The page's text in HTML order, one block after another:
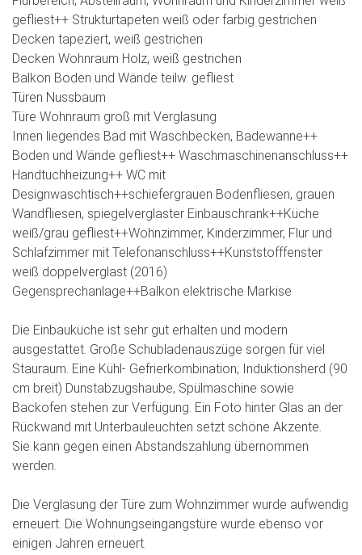
gefliest++ Strukturtapeten weiß oder farbig gestrichen
Decken tapeziert, weiß gestrichen
Decken Wohnraum Holz, weiß gestrichen
Balkon Boden und Wände teilw. gefliest
Türen Nussbaum
Türe Wohnraum groß mit Verglasung
Innen liegendes Bad mit Waschbecken, Badewanne++
Boden und Wände gefliest++ Waschmaschinenanschluss++
Handtuchheizung++ WC mit
Designwaschtisch++schiefergrauen Bodenfliesen, grauen
Wandfliesen, spiegelverglaster Einbauschrank++Küche
weiß/grau gefliest++Wohnzimmer, Kinderzimmer, Flur und
Schlafzimmer mit Telefonanschluss++Kunststofffenster
weiß doppelverglast (2016)
Gegensprechanlage++Balkon elektrische Markise
Die Einbauküche ist sehr gut erhalten und modern
ausgestattet. Große Schubladenauszüge sorgen für viel
Stauraum. Eine Kühl- Gefrierkombination, Induktionsherd (90
cm breit) Dunstabzugshaube, Spülmaschine sowie
Backofen stehen zur Verfügung. Ein Foto hinter Glas an der
Rückwand mit Unterbauleuchten setzt schöne Akzente.
Sie kann gegen einen Abstandszahlung übernommen
werden.
Die Verglasung der Türe zum Wohnzimmer wurde aufwendig
erneuert. Die Wohnungseingangstüre wurde ebenso vor
einigen Jahren erneuert.